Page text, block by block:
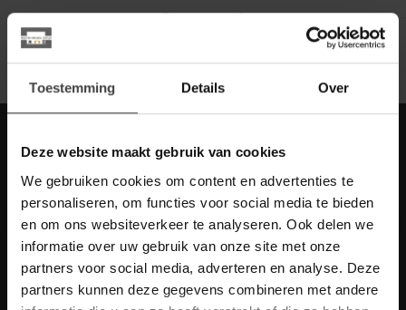
Toestemming Details Over
Deze website maakt gebruik van cookies
We gebruiken cookies om content en advertenties te
personaliseren, om functies voor social media te bieden
en om ons websiteverkeer te analyseren. Ook delen we
informatie over uw gebruik van onze site met onze
partners voor social media, adverteren en analyse. Deze
partners kunnen deze gegevens combineren met andere
Toon1-0van 0
Meer informatie
scherpe acties
Blijf op de hoogte van onze actuele aanbiedingen